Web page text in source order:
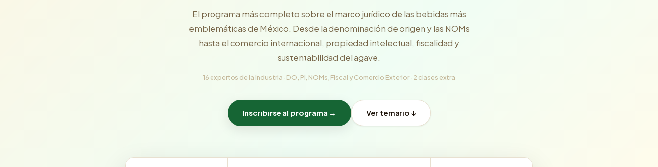
El programa más completo sobre el marco jurídico de las bebidas más
emblemáticas de México. Desde la denominación de origen y las NOMs
hasta el comercio internacional, propiedad intelectual, fiscalidad y
sustentabilidad del agave.
16 expertos de la industria · DO, PI, NOMs, Fiscal y Comercio Exterior · 2 clases extra
Inscribirse al programa → Ver temario ↓